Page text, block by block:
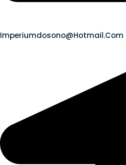
Imperiumdosono@hotmail.com